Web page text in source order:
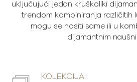
uključujući jedan kruškoliki
trendom kombiniranja različitih
mogu se nositi same ili u
dijamantnim
KOLEKCIJA: